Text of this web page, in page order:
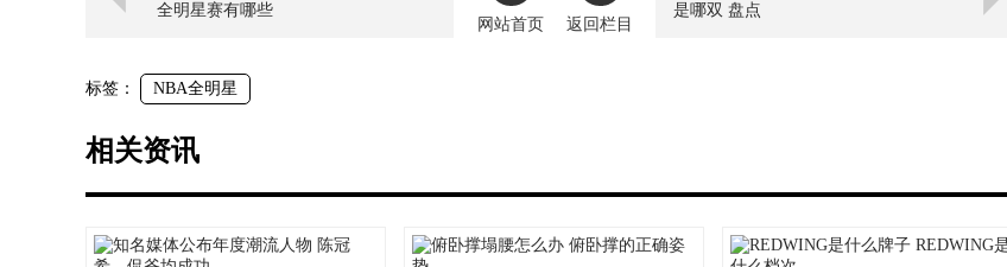
全明星赛有哪些
网站首页
返回栏目
是哪双 盘点
标签： NBA全明星
相关资讯